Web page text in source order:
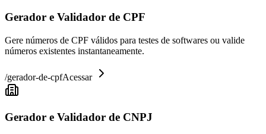
Gerador e Validador de CPF
Gere números de CPF válidos para testes de softwares ou valide
números existentes instantaneamente.
/gerador-de-cpfAcessar
Gerador e Validador de CNPJ